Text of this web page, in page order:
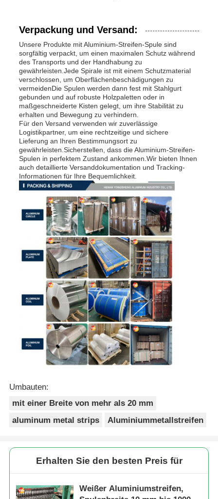
Verpackung und Versand:
Unsere Produkte mit Aluminium-Streifen-Spule sind
sorgfältig verpackt, um einen maximalen Schutz während
des Transports und der Handhabung zu
gewährleisten.Jede Spirale ist mit einem Schutzmaterial
verschlossen, um Oberflächenbeschädigungen zu
vermeidenDie Spulen werden dann fest mit Stahlgurt
gebunden und auf robuste Holzpaletten oder in
maßgeschneiderte Kisten gelegt, um ihre Stabilität zu
erhalten und Bewegung zu verhindern.
Für den Versand verwenden wir zuverlässige
Logistikpartner, um eine rechtzeitige und sichere
Lieferung an Ihren Bestimmungsort zu
gewährleisten.Sicherstellen, dass die Aluminium-Streifen-
Spulen in perfektem Zustand ankommen.Wir bieten Ihnen
auch detaillierte Versanddokumentation und Tracking-
Informationen für Ihre Bequemlichkeit.
Umbauten:
mit einer Breite von mehr als 20 mm
aluminum metal strips
Aluminiummetallstreifen
Erhalten Sie den besten Preis für
Weißer Aluminiumstreifen,